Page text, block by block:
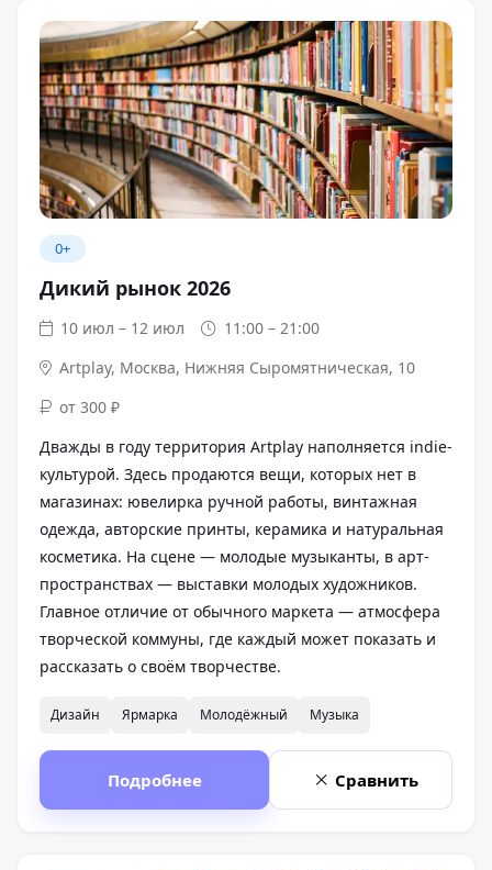
0+
Дикий рынок 2026
10 июл – 12 июл
11:00 – 21:00
Artplay, Москва, Нижняя Сыромятническая, 10
от 300 ₽
Дважды в году территория Artplay наполняется indie-
культурой. Здесь продаются вещи, которых нет в
магазинах: ювелирка ручной работы, винтажная
одежда, авторские принты, керамика и натуральная
косметика. На сцене — молодые музыканты, в арт-
пространствах — выставки молодых художников.
Главное отличие от обычного маркета — атмосфера
творческой коммуны, где каждый может показать и
рассказать о своём творчестве.
Дизайн Ярмарка Молодёжный Музыка
Подробнее Сравнить